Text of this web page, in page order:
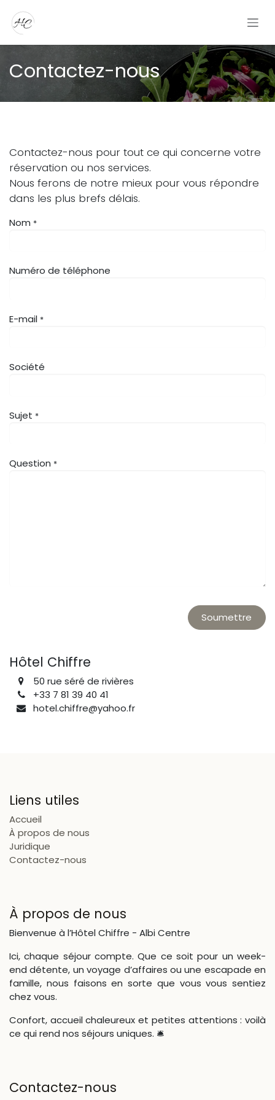
Contactez-nous
Contactez-nous pour tout ce qui concerne votre
réservation ou nos services.
Nous ferons de notre mieux pour vous répondre
dans les plus brefs délais.
Nom *
Numéro de téléphone
E-mail *
Société
Sujet *
Question *
Soumettre
Hôtel Chiffre
50 rue séré de rivières
+33 7 81 39 40 41
hotel.chiffre@yahoo.fr
Liens utiles
Accueil
À propos de nous
Juridique
Contactez-nous
À propos de nous
Bienvenue à l’Hôtel Chiffre - Albi Centre
Ici, chaque séjour compte. Que ce soit pour un week-
end détente, un voyage d’affaires ou une escapade en
famille, nous faisons en sorte que vous vous sentiez
chez vous.
Confort, accueil chaleureux et petites attentions : voilà
ce qui rend nos séjours uniques. 🛎
Contactez-nous